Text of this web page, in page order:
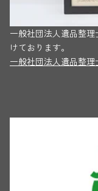
一般社団法人遺品整
けております。
一般社団法人遺品整